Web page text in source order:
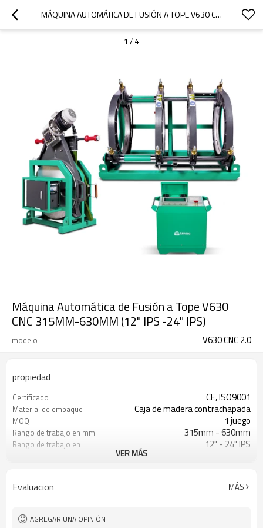
MÁQUINA AUTOMÁTICA DE FUSIÓN A TOPE V630 CNC 315MM-630MM (12" IPS -24" IPS)
1 / 4
Máquina Automática de Fusión a Tope V630
CNC 315MM-630MM (12" IPS -24" IPS)
modelo V630 CNC 2.0
propiedad
Certificado CE, ISO9001
Material de empaque Caja de madera contrachapada
MOQ 1 juego
Rango de trabajo en mm 315mm - 630mm
Rango de trabajo en
12" - 24" IPS
Estándar de soldadura de
ISO21307, DVS2207 etc
Tipo de operación
VER MÁS
Evaluacion MÁS
AGREGAR UNA OPINIÓN